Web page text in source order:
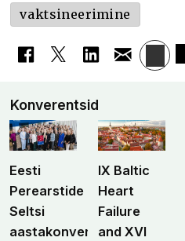
vaktsineerimine
Konverentsid
Eesti
Perearstide
Seltsi
aastakonverents
IX Baltic
Heart
Failure
and XVI